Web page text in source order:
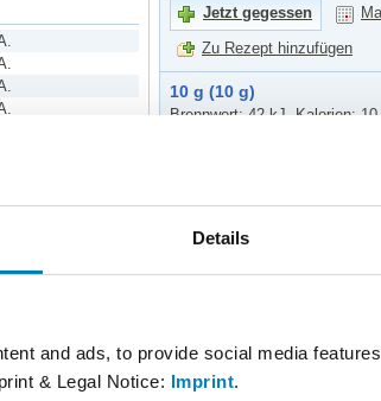
Details
and ads, to provide social media
& Legal Notice: Imprint.
Jetzt gegessen
Zu Rezept hinzufügen
10 g (10 g)
Brennwert: 42 kJ, Kalorien:
250 g (250 g)
Eigene Portion